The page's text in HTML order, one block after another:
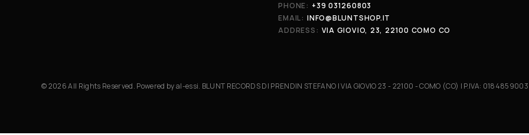
PHONE: +39 031260803
EMAIL: INFO@BLUNTSHOP.IT
ADDRESS: VIA GIOVIO, 23, 22100 COMO CO
© 2026 All Rights Reserved. Powered by al-essi. BLUNT RECORDS DI PRENDIN STEFANO | VIA GIOVIO 23 - 22100 - COMO (CO) | P.IVA: